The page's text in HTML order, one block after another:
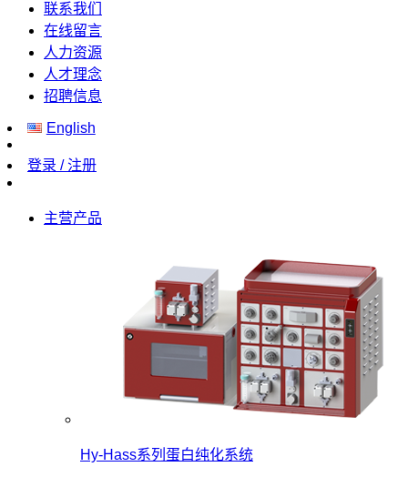
联系我们
在线留言
人力资源
人才理念
招聘信息
English
登录 / 注册
主营产品
Hy-Hass系列蛋白纯化系统